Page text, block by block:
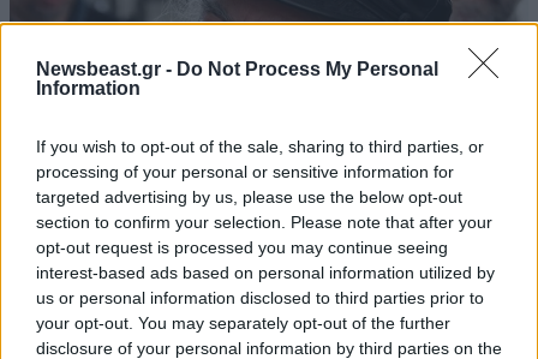
Newsbeast.gr - Do Not Process My Personal
Information
If you wish to opt-out of the sale, sharing to third parties, or
processing of your personal or sensitive information for
targeted advertising by us, please use the below opt-out
section to confirm your selection. Please note that after your
opt-out request is processed you may continue seeing
interest-based ads based on personal information utilized by
us or personal information disclosed to third parties prior to
your opt-out. You may separately opt-out of the further
disclosure of your personal information by third parties on the
ΕΛΛΑΔΑ9 λ. πριν
Πέθανε ο ηθοποιός, Νίκος Καλογερόπουλος